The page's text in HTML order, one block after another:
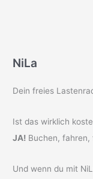
NiLa
Dein freies
Ist das wirklich
JA! Buchen, fahren,
Und wenn du mit